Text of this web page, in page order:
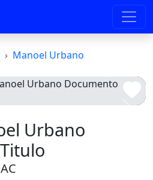
Manoel Urbano
Urbano